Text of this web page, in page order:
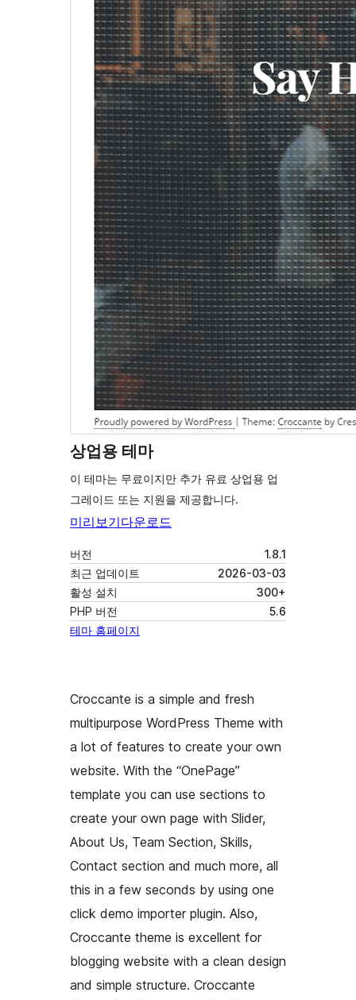
상업용 테마
이 테마는 무료이지만 추가 유료 상업용 업
그레이드 또는 지원을 제공합니다.
미리보기다운로드
버전
1.8.1
최근 업데이트
2026-03-03
활성 설치
300+
PHP 버전
5.6
테마 홈페이지
Croccante is a simple and fresh
multipurpose WordPress Theme with
a lot of features to create your own
website. With the “OnePage”
template you can use sections to
create your own page with Slider,
About Us, Team Section, Skills,
Contact section and much more, all
this in a few seconds by using one
click demo importer plugin. Also,
Croccante theme is excellent for
blogging website with a clean design
and simple structure. Croccante